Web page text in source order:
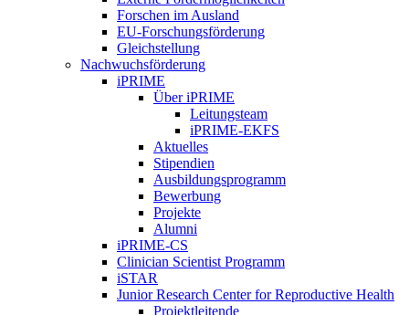
Forschen im Ausland
EU-Forschungsförderung
Gleichstellung
Nachwuchsförderung
iPRIME
Über iPRIME
Leitungsteam
iPRIME-EKFS
Aktuelles
Stipendien
Ausbildungsprogramm
Bewerbung
Projekte
Alumni
iPRIME-CS
Clinician Scientist Programm
iSTAR
Junior Research Center for Reproductive Health
Projektleitende